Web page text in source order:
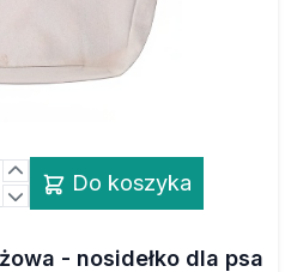
Do koszyka
- nosidełko dla psa